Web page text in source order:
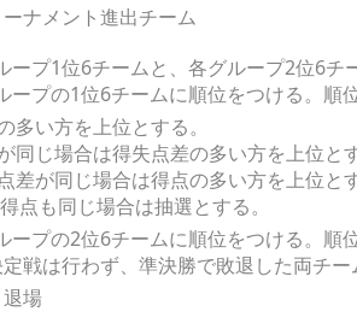
ナメント進出チーム
ープ1位6チームと、各グループ2位6チ
ープの1位6チームに順位をつける。順
多い方を上位とする。
同じ場合は得失点差の多い方を上位とす
差が同じ場合は得点の多い方を上位とす
点も同じ場合は抽選とする。
ープの2位6チームに順位をつける。順
戦は行わず、準決勝で敗退した両チー
場